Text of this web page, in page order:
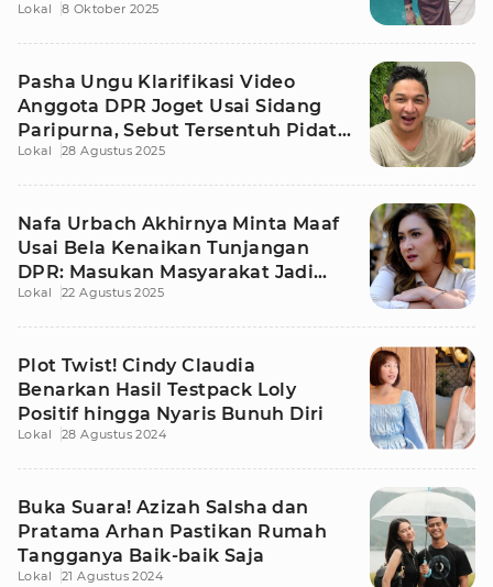
Lokal 8 Oktober 2025
Pasha Ungu Klarifikasi Video
Anggota DPR Joget Usai Sidang
Paripurna, Sebut Tersentuh Pidato
Prabowo
Lokal 28 Agustus 2025
Nafa Urbach Akhirnya Minta Maaf
Usai Bela Kenaikan Tunjangan
DPR: Masukan Masyarakat Jadi
Pengingat
Lokal 22 Agustus 2025
Plot Twist! Cindy Claudia
Benarkan Hasil Testpack Loly
Positif hingga Nyaris Bunuh Diri
Lokal 28 Agustus 2024
Buka Suara! Azizah Salsha dan
Pratama Arhan Pastikan Rumah
Tangganya Baik-baik Saja
Lokal 21 Agustus 2024